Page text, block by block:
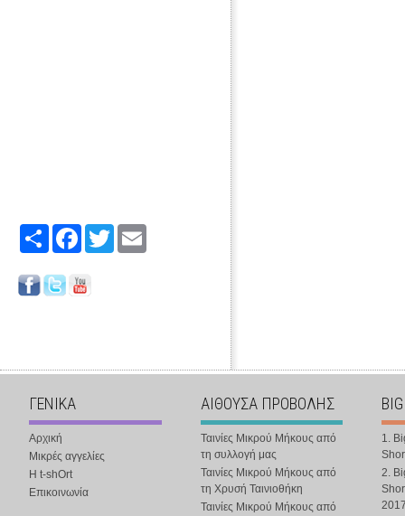
Share FacebookTwitter
ΓΕΝΙΚΑ
Αρχική
Μικρές αγγελίες
Η t-shOrt
Επικοινωνία
ΑΙΘΟΥΣΑ ΠΡΟΒΟΛΗΣ
Ταινίες Μικρού Μήκους από
τη συλλογή μας
Ταινίες Μικρού Μήκους από
τη Χρυσή Ταινιοθήκη
Ταινίες Μικρού Μήκους από
1.
2.